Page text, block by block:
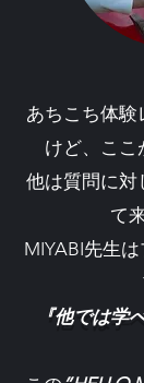
あちこち体験
けど、ここ
他は質問に対
て
MIYABI先生
『他では学